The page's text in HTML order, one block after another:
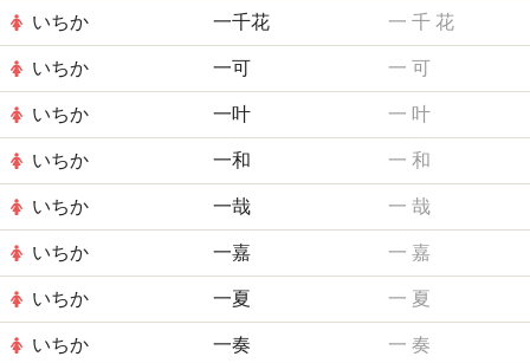
いちか 一千花 一 千 花
いちか 一可 一 可
いちか 一叶 一 叶
いちか 一和 一 和
いちか 一哉 一 哉
いちか 一嘉 一 嘉
いちか 一夏 一 夏
いちか 一奏 一 奏